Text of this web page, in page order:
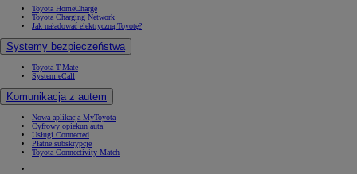
Toyota HomeCharge
Toyota Charging Network
Jak naładować elektryczną Toyotę?
Systemy bezpieczeństwa
Toyota T-Mate
System eCall
Komunikacja z autem
Nowa aplikacja MyToyota
Cyfrowy opiekun auta
Usługi Connected
Płatne subskrypcje
Toyota Connectivity Match